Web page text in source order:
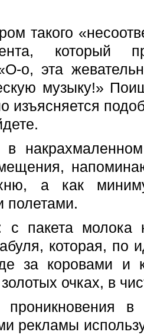
такого
который
о, эта
музыку!»
изъясняется
в
а как
полетами.
пакета молока
которая, по
за коровами
очках, в
в
рекламы